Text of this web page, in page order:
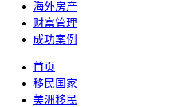
海外房产
财富管理
成功案例
首页
移民国家
美洲移民